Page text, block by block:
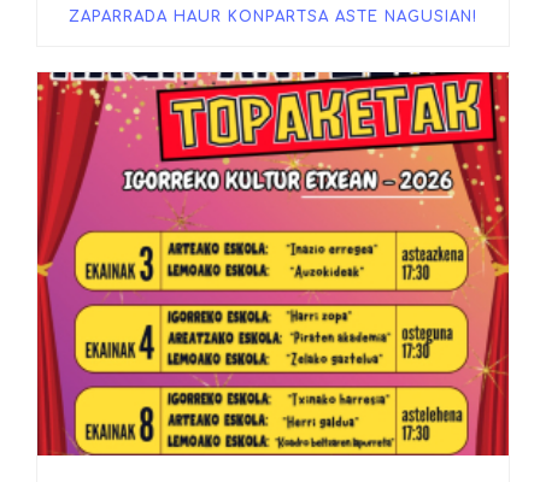
ZAPARRADA HAUR KONPARTSA ASTE NAGUSIAN!